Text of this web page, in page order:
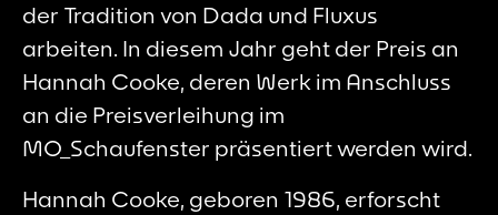
der Tradition von Dada und Fluxus
arbeiten. In diesem Jahr geht der Preis an
Hannah Cooke, deren Werk im Anschluss
an die Preisverleihung im
MO_Schaufenster präsentiert werden wird.
Hannah Cooke, geboren 1986, erforscht